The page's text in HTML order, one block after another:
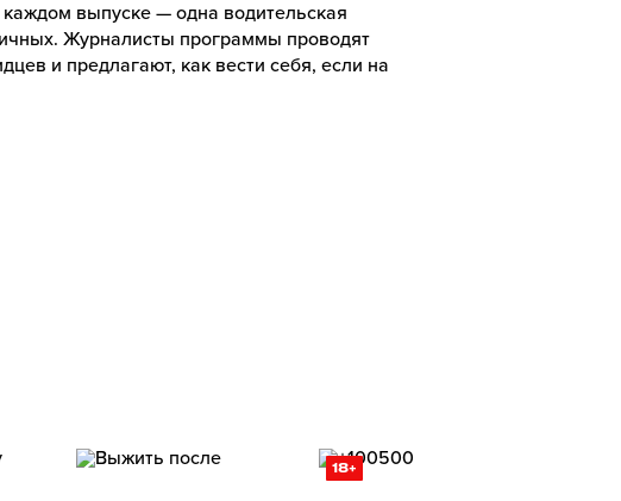
выпуске — одна водительская
Журналисты программы проводят
и предлагают, как вести себя, если на
18+